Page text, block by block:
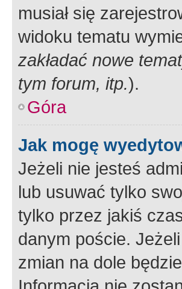
musiał się
widoku tematu
zakładać nowe
tym forum, itp.).
Góra
Jak mogę
Jeżeli nie jesteś
lub usuwać tylko
tylko przez jakiś
danym poście.
zmian na dole